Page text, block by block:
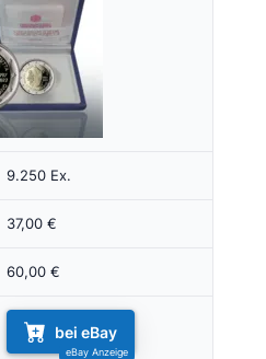
9.250 Ex.
37,00 €
60,00 €
bei eBay